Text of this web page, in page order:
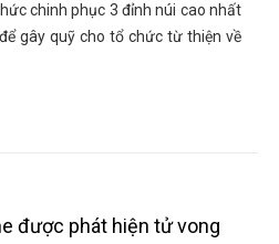
chinh phục 3 đỉnh núi cao nhất
gây quỹ cho tổ chức từ thiện về
được phát hiện tử vong